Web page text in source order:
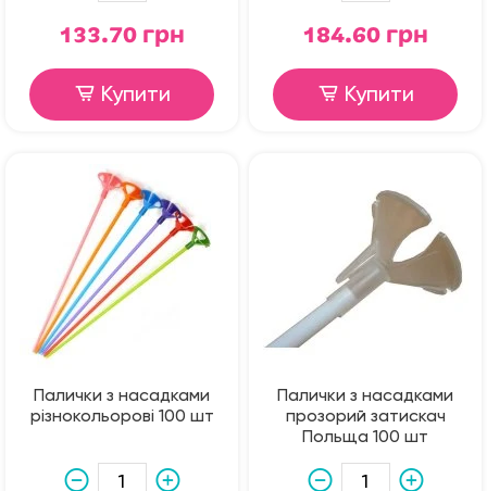
133.70 грн
Купити
184.60 грн
Купити
Палички з насадками
різнокольорові 100 шт
Палички з насадками
прозорий затискач
Польща 100 шт